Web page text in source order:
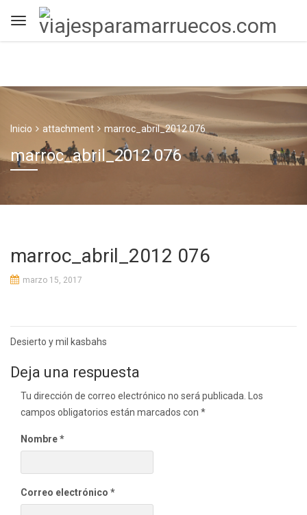
Inicio attachment marroc_abril_2012 076
marroc_abril_2012 076
marroc_abril_2012 076
marzo 15, 2017
Navegación
entradas
Desierto y mil kasbahs
Deja una respuesta
Tu dirección de correo electrónico no será publicada.
Los
campos obligatorios están marcados con *
Nombre*
Correo electrónico *